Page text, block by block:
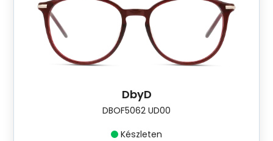
DbyD
DBOF5062 UD00
Készleten